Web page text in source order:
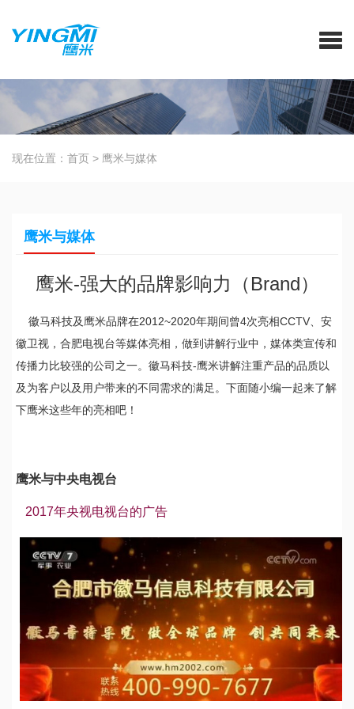
现在位置： 首页 > 鹰米与媒体
鹰米与媒体
鹰米-强大的品牌影响力（Brand）
徽马科技及鹰米品牌在2012~2020年期间曾4次亮相CCTV、安
徽卫视，合肥电视台等媒体亮相，做到讲解行业中，媒体类宣传和
传播力比较强的公司之一。徽马科技-鹰米讲解注重产品的品质以
及为客户以及用户带来的不同需求的满足。下面随小编一起来了解
下鹰米这些年的亮相吧！
鹰米与中央电视台
2017年央视电视台的广告